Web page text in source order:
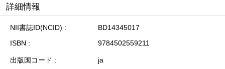
詳細情報
NII書誌ID(NCID)
BD14345017
ISBN
9784502559211
出版国コード
ja